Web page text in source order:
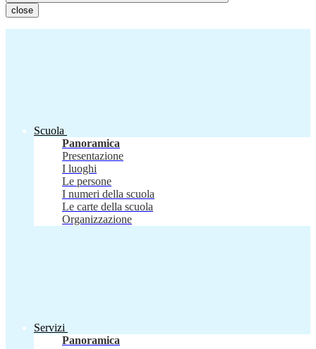
close
Scuola
Panoramica
Presentazione
I luoghi
Le persone
I numeri della scuola
Le carte della scuola
Organizzazione
Servizi
Panoramica